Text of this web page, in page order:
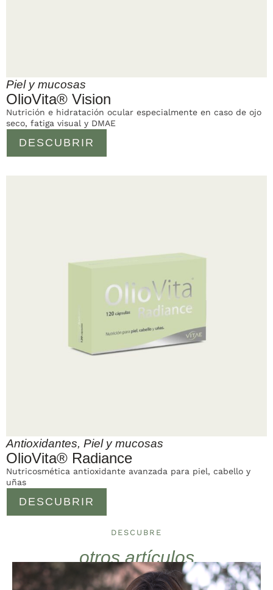
Piel y mucosas
OlioVita® Vision
DESCUBRIR
Nutrición e hidratación ocular especialmente en caso de ojo
seco, fatiga visual y DMAE
Antioxidantes, Piel y mucosas
OlioVita® Radiance
DESCUBRIR
Nutricosmética antioxidante avanzada para piel, cabello y
uñas
DESCUBRE
otros artículos